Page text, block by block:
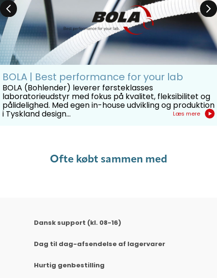
velegnet til laboratorier, der stiller krav om høj
renhed og minimal risiko for kontaminering mellem
forskellige forsøg.
Omrørermagneten leveres i pakker á 10 stk., hvilket
gør det nemt at udstyre flere arbejdsstationer eller
sikre ekstra magneter til rutinebrug i laboratoriet.
BOLA | Best performance for your lab
BOLA (Bohlender) leverer førsteklasses
laboratorieudstyr med fokus på kvalitet, fleksibilitet og
pålidelighed. Med egen in-house udvikling og produktion
i Tyskland design... Læs mere
Ofte købt sammen med
Dansk support (kl. 08-16)
Dag til dag-afsendelse af lagervarer
Hurtig genbestilling